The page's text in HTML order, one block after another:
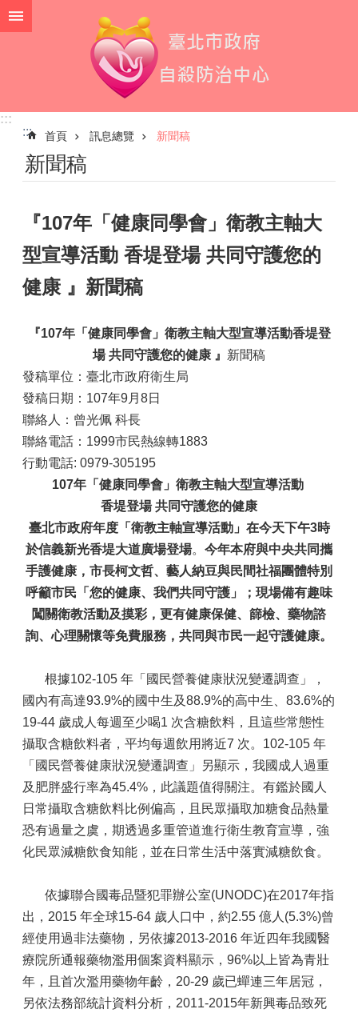
跳到主要內容區塊
:::
:::
首頁 訊息總覽 新聞稿
新聞稿
『107年「健康同學會」衛教主軸大
型宣導活動 香堤登場 共同守護您的
健康 』新聞稿
『107年「健康同學會」衛教主軸大型宣導活動香堤登
場 共同守護您的健康 』 新聞稿
發稿單位：臺北市政府衛生局
發稿日期：107年9月8日
聯絡人：曾光佩 科長
聯絡電話：1999市民熱線轉1883
行動電話: 0979-305195
107年「健康同學會」衛教主軸大型宣導活動
香堤登場 共同守護您的健康
臺北市政府年度「衛教主軸宣導活動」在今天下午3時
於信義新光香堤大道廣場登場。 今年本府與中央共同攜
手護健康，市長柯文哲、藝人納豆與民間社福團體特別
呼籲市民「您的健康、我們共同守護」；現場備有趣味
闖關衛教活動及摸彩，更有健康保健、篩檢、藥物諮
詢、心理關懷等免費服務，共同與市民一起守護健康。
根據102-105 年「國民營養健康狀況變遷調查」，
國內有高達93.9%的國中生及88.9%的高中生、83.6%的
19-44 歲成人每週至少喝1 次含糖飲料，且這些常態性
攝取含糖飲料者，平均每週飲用將近7 次。102-105 年
「國民營養健康狀況變遷調查」另顯示，我國成人過重
及肥胖盛行率為45.4%，此議題值得關注。有鑑於國人
日常攝取含糖飲料比例偏高，且民眾攝取加糖食品熱量
恐有過量之虞，期透過多重管道進行衛生教育宣導，強
化民眾減糖飲食知能，並在日常生活中落實減糖飲食。
依據聯合國毒品暨犯罪辦公室(UNODC)在2017年指
出，2015 年全球15-64 歲人口中，約2.55 億人(5.3%)曾
經使用過非法藥物，另依據2013-2016 年近四年我國醫
療院所通報藥物濫用個案資料顯示，96%以上皆為青壯
年，且首次濫用藥物年齡，20-29 歲已蟬連三年居冠，
另依法務部統計資料分析，2011-2015年新興毒品致死